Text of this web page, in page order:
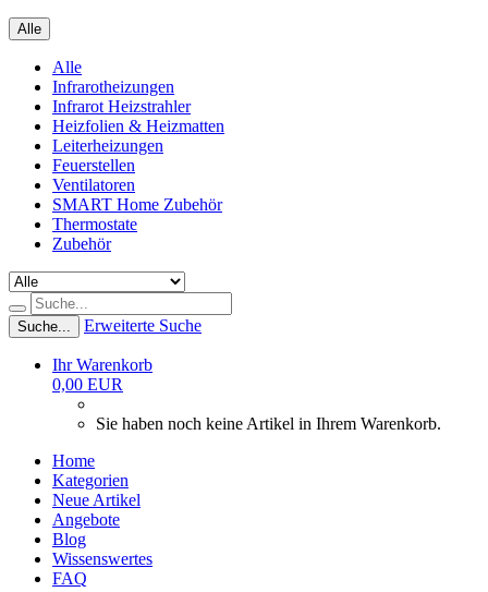
Alle
Alle
Infrarotheizungen
Infrarot Heizstrahler
Heizfolien & Heizmatten
Leiterheizungen
Feuerstellen
Ventilatoren
SMART Home Zubehör
Thermostate
Zubehör
Suche... Erweiterte Suche
Ihr Warenkorb
0,00 EUR
Sie haben noch keine Artikel in Ihrem Warenkorb.
Home
Kategorien
Neue Artikel
Angebote
Blog
Wissenswertes
FAQ